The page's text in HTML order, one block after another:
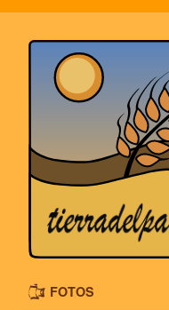
FOTOS